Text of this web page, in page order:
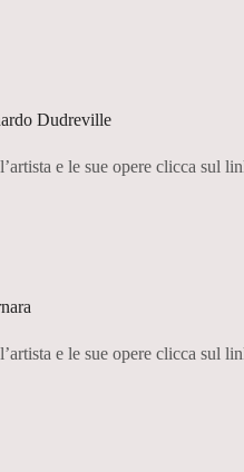
Dudreville
e le sue opere clicca sul
e le sue opere clicca sul